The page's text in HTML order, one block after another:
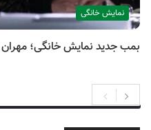
نمایش خانگی
بمب جدید نمایش خانگی؛ مهران